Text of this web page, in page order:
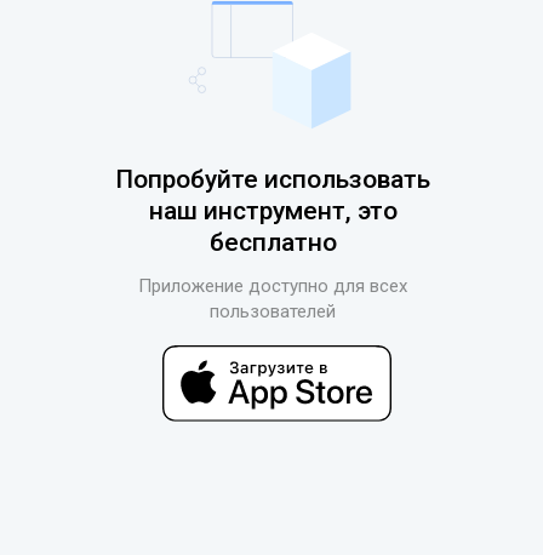
Попробуйте использовать
наш инструмент, это
бесплатно
Приложение доступно для всех
пользователей